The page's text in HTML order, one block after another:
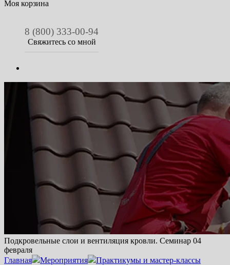
Моя корзина
8 (800) 333-00-94
Свяжитесь со мной
Подкровельные слои и вентиляция кровли. Семинар 04
февраля
Главная
Мероприятия Практикумы и мастер-классы